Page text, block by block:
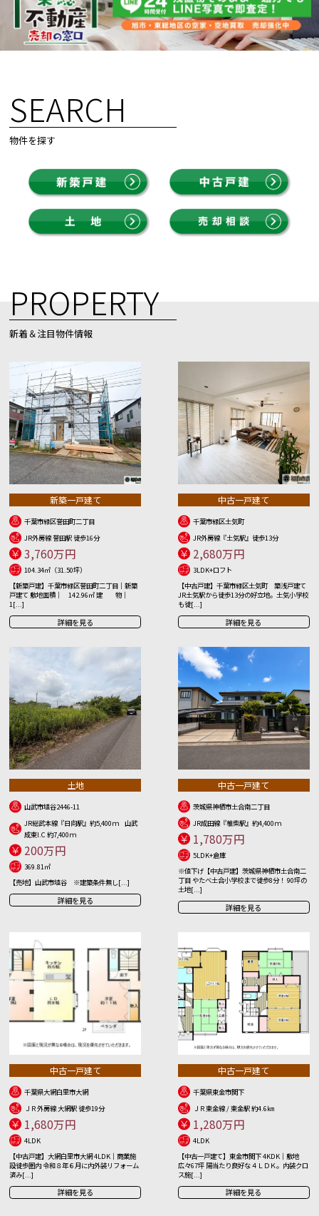
SEARCH
物件を探す
PROPERTY
新着＆注目物件情報
新築一戸建て
千葉市緑区誉田町二丁目
JR外房線 誉田駅 徒歩16分
3,760万円
104.34㎡（31.50坪）
【新築戸建】千葉市緑区誉田町二丁目｜新築
戸建て 敷地面積｜ 142.96㎡ 建 物｜
1[...]
詳細を見る
中古一戸建て
千葉市緑区土気町
JR外房線『土気駅』徒歩13分
2,680万円
3LDK+ロフト
【中古戸建】千葉市緑区土気町 築浅戸建て
JR土気駅から徒歩13分の好立地。土気小学校
も徒[...]
詳細を見る
土地
山武市埴谷2446-11
JR総武本線『日向駅』約5,400ｍ 山武
成東I.C 約7,400ｍ
200万円
369.81㎡
【売地】山武市埴谷 ※建築条件無し[...]
詳細を見る
中古一戸建て
茨城県神栖市土合南二丁目
JR成田線『椎柴駅』約4,400ｍ
1,780万円
5LDK+倉庫
※値下げ【中古戸建】茨城県神栖市土合南二
丁目 やたべ土合小学校まで徒歩8分！ 90坪の
土地[...]
詳細を見る
中古一戸建て
千葉県大網白里市大網
ＪＲ外房線 大網駅 徒歩19分
1,680万円
4LDK
【中古戸建】大網白里市大網 4LDK｜商業施
設徒歩圏内 令和８年６月に内外装リフォーム
済み[...]
詳細を見る
中古一戸建て
千葉県東金市関下
ＪＲ東金線 / 東金駅 約4.6㎞
1,280万円
4LDK
【中古一戸建て】東金市関下 4KDK｜敷地
広々67坪 陽当たり良好な４ＬＤＫ。内装クロ
ス施[...]
詳細を見る